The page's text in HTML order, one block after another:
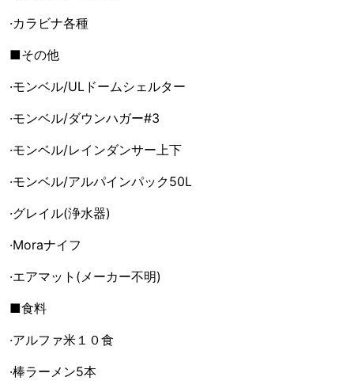
·カラビナ各種
■その他
·モンベル/ULドームシェルター
·モンベル/ダウンハガー#3
·モンベル/レインダンサー上下
·モンベル/アルパインパック50L
·グレイル(浄水器)
·Moraナイフ
·エアマット(メーカー不明)
■食料
·アルファ米１０食
·棒ラーメン5本